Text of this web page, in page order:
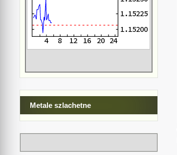
Metale szlachetne